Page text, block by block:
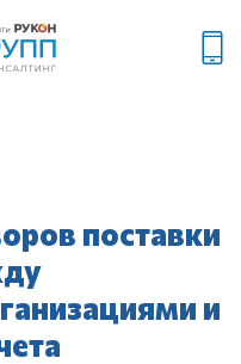
поставки
и